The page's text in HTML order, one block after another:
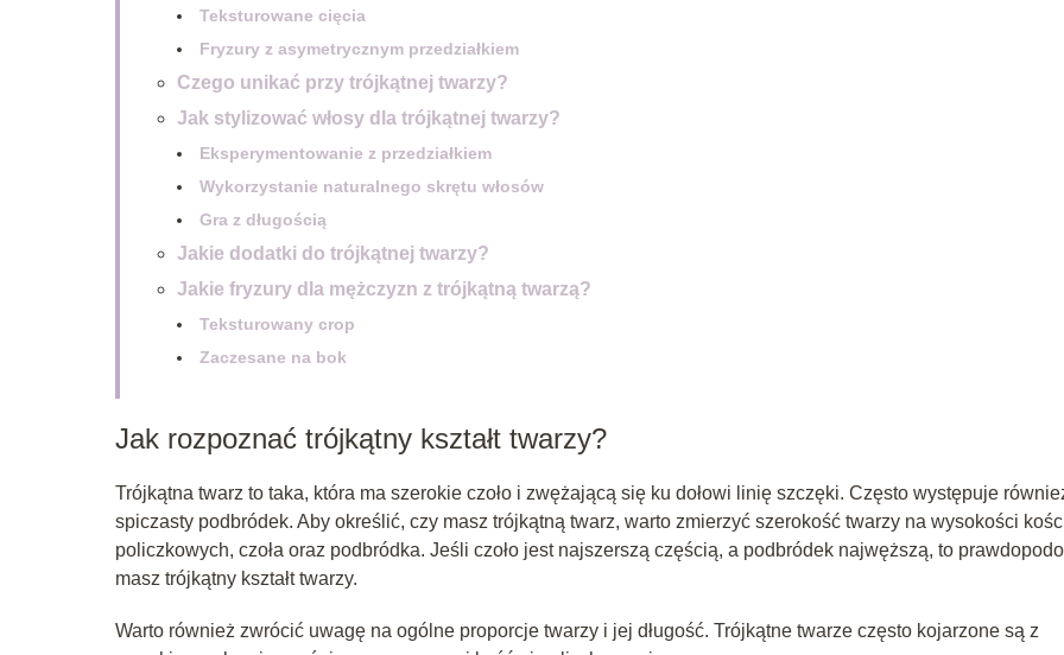
Teksturowane cięcia
Fryzury z asymetrycznym przedziałkiem
Czego unikać przy trójkątnej twarzy?
Jak stylizować włosy dla trójkątnej twarzy?
Eksperymentowanie z przedziałkiem
Wykorzystanie naturalnego skrętu włosów
Gra z długością
Jakie dodatki do trójkątnej twarzy?
Jakie fryzury dla mężczyzn z trójkątną twarzą?
Teksturowany crop
Zaczesane na bok
Jak rozpoznać trójkątny kształt twarzy?
Trójkątna twarz to taka, która ma szerokie czoło i zwężającą się ku dołowi linię szczęki. Często występuje
spiczasty podbródek. Aby określić, czy masz trójkątną twarz, warto zmierzyć szerokość twarzy na wysokości
policzkowych, czoła oraz podbródka. Jeśli czoło jest najszerszą częścią, a podbródek najwęższą, to
masz trójkątny kształt twarzy.
Warto również zwrócić uwagę na ogólne proporcje twarzy i jej długość. Trójkątne twarze często kojarzone są z